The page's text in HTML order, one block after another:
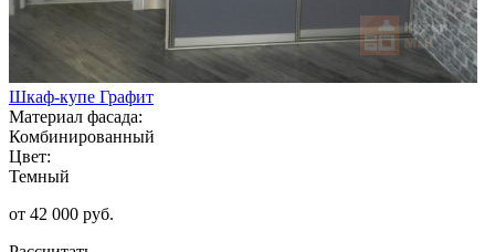
Шкаф-купе Графит
Материал фасада:
Комбинированный
Цвет:
Темный
от 42 000 руб.